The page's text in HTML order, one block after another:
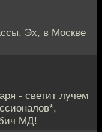
Эх, в Москве
- светит лучем
бич МД!